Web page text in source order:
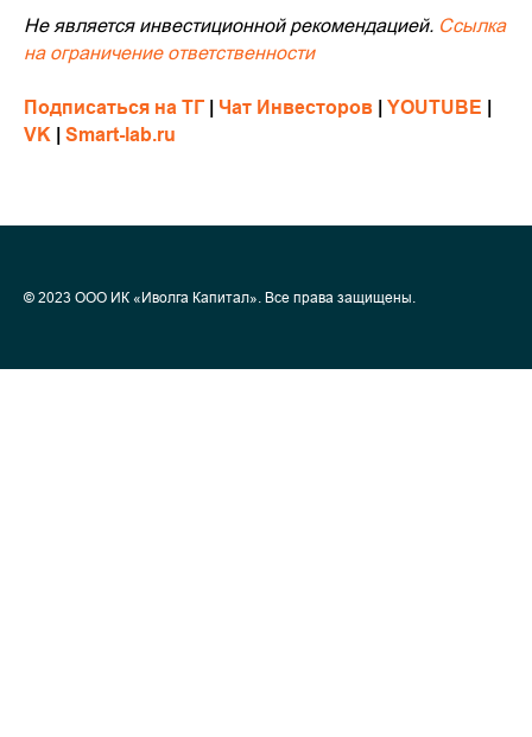
Не является инвестиционной рекомендацией. Ссылка
на ограничение ответственности
Подписаться на ТГ | Чат Инвесторов | YOUTUBE |
VK | Smart-lab.ru
© 2023 ООО ИК «Иволга Капитал». Все права защищены.